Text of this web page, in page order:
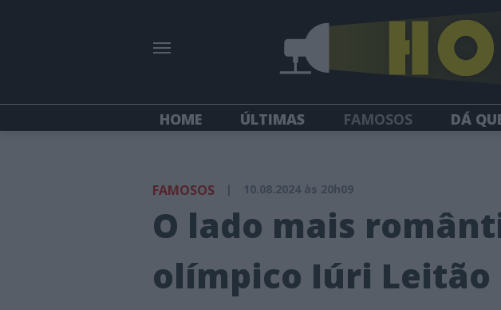
HOME ÚLTIMAS FAMOSOS DÁ
FAMOSOS | 10.08.2024 às 20h09
O lado mais
olímpico Iúri Leitão